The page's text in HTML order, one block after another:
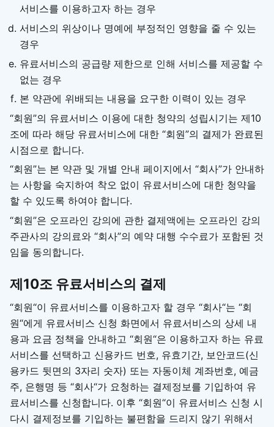
서비스를 이용하고자 하는 경우
서비스의 위상이나 명예에 부정적인 영향을 줄 수 있는
경우
유료서비스의 공급량 제한으로 인해 서비스를 제공할 수
없는 경우
본 약관에 위배되는 내용을 요구한 이력이 있는 경우
“회원”의 유료서비스 이용에 대한 청약의 성립시기는 제10
조에 따라 해당 유료서비스에 대한 “회원”의 결제가 완료된
시점으로 합니다.
“회원”는 본 약관 및 개별 안내 페이지에서 “회사”가 안내하
는 사항을 숙지하여 착오 없이 유료서비스에 대한 청약을
할 수 있도록 하여야 합니다.
“회원”은 오프라인 강의에 관한 결제액에는 오프라인 강의
주관사의 강의료와 “회사”의 예약 대행 수수료가 포함된 것
임을 동의합니다.
제10조 유료서비스의 결제
“회원“이 유료서비스를 이용하고자 할 경우 “회사“는 “회
원“에게 유료서비스 신청 화면에서 유료서비스의 상세 내
용과 요금 정책을 안내하고 “회원“은 이용하고자 하는 유료
서비스를 선택하고 신용카드 번호, 유효기간, 보안코드(신
용카드 뒷면의 3자리 숫자) 또는 자동이체 계좌번호, 예금
주, 은행명 등 “회사“가 요청하는 결제정보를 기입하여 유
료서비스를 신청합니다. 이후 “회원“이 유료서비스 신청 시
다시 결제정보를 기입하는 불편함을 드리지 않기 위해서